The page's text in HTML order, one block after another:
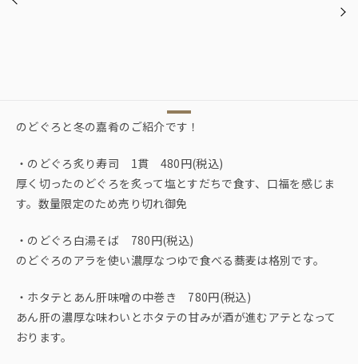
のどぐろと冬の嘉肴のご紹介です！
・のどぐろ炙り寿司 1貫 480円(税込)
厚く切ったのどぐろを炙って塩とすだちで食す、口福を感じま
す。数量限定のため売り切れ御免
・のどぐろ白湯そば 780円(税込)
のどぐろのアラを使い濃厚なつゆで食べる蕎麦は格別です。
・ホタテとあん肝味噌の中巻き 780円(税込)
あん肝の濃厚な味わいとホタテの甘みが酒が進むアテとなって
おります。